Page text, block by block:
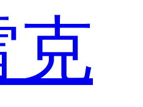
克